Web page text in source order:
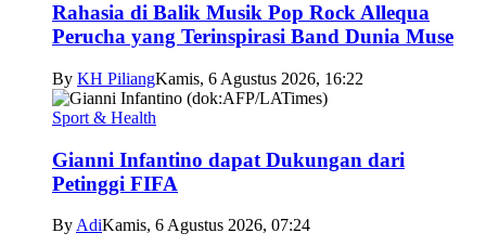
Rahasia di Balik Musik Pop Rock Allequa
Perucha yang Terinspirasi Band Dunia Muse
By KH PiliangKamis, 6 Agustus 2026, 16:22
Sport & Health
Gianni Infantino dapat Dukungan dari
Petinggi FIFA
By AdiKamis, 6 Agustus 2026, 07:24